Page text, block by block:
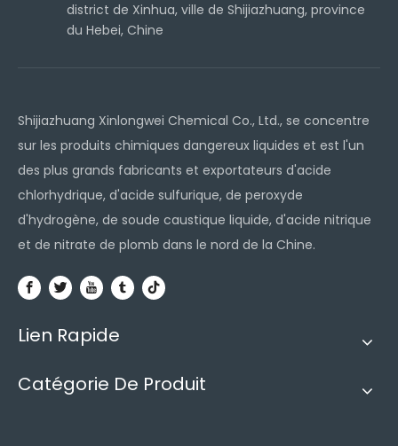
district de Xinhua, ville de Shijiazhuang, province
du Hebei, Chine
Shijiazhuang Xinlongwei Chemical Co., Ltd., se concentre
sur les produits chimiques dangereux liquides et est l'un
des plus grands fabricants et exportateurs d'acide
chlorhydrique, d'acide sulfurique, de peroxyde
d'hydrogène, de soude caustique liquide, d'acide nitrique
et de nitrate de plomb dans le nord de la Chine.
Lien Rapide
Catégorie De Produit